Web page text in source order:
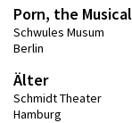
Porn, the Musical
Schwules Musum
Berlin
Älter
Schmidt Theater
Hamburg